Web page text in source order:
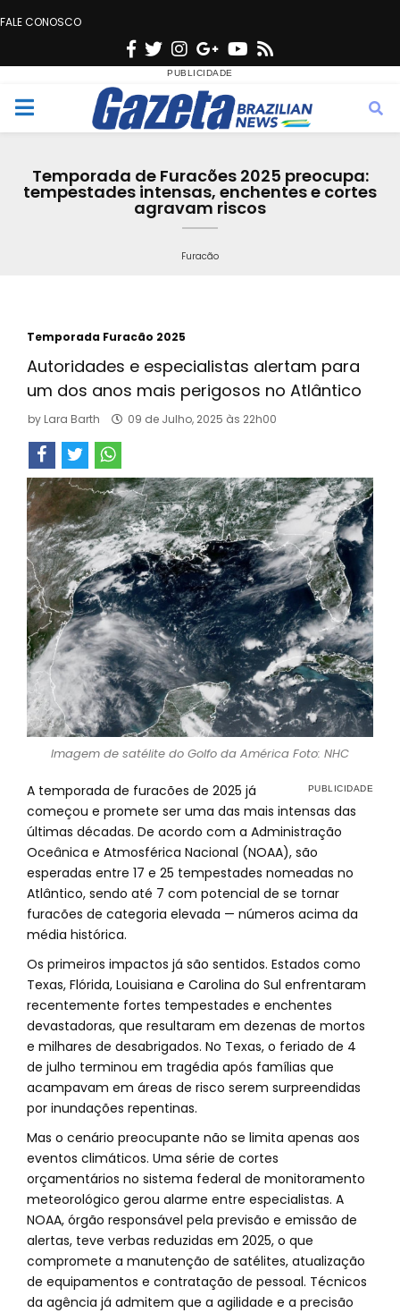
FALE CONOSCO
F
c
e
o
o
T
w
i
t
e
r
n
s
t
g
r
a
m
G
o
o
g
e
Y
u
t
b
e
s
M
n
Temporada de Furacões 2025 preocupa:
tempestades intensas, enchentes e cortes
agravam riscos
Furacão
Temporada Furacão 2025
Autoridades e especialistas alertam para
um dos anos mais perigosos no Atlântico
by Lara Barth 09 de Julho, 2025 às 22h00
Imagem de satélite do Golfo da América Foto: NHC
A temporada de furacões de 2025 já
começou e promete ser uma das mais intensas das
últimas décadas. De acordo com a Administração
Oceânica e Atmosférica Nacional (NOAA), são
esperadas entre 17 e 25 tempestades nomeadas no
Atlântico, sendo até 7 com potencial de se tornar
furacões de categoria elevada — números acima da
média histórica.
Os primeiros impactos já são sentidos. Estados como
Texas, Flórida, Louisiana e Carolina do Sul enfrentaram
recentemente fortes tempestades e enchentes
devastadoras, que resultaram em dezenas de mortos
e milhares de desabrigados. No Texas, o feriado de 4
de julho terminou em tragédia após famílias que
acampavam em áreas de risco serem surpreendidas
por inundações repentinas.
Mas o cenário preocupante não se limita apenas aos
eventos climáticos. Uma série de cortes
orçamentários no sistema federal de monitoramento
meteorológico gerou alarme entre especialistas. A
NOAA, órgão responsável pela previsão e emissão de
alertas, teve verbas reduzidas em 2025, o que
compromete a manutenção de satélites, atualização
de equipamentos e contratação de pessoal. Técnicos
da agência já admitem que a agilidade e a precisão